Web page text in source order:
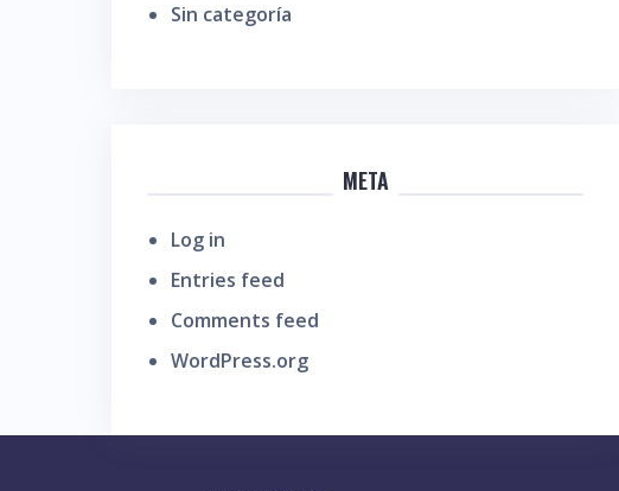
Sin categoría
META
Log in
Entries feed
Comments feed
WordPress.org